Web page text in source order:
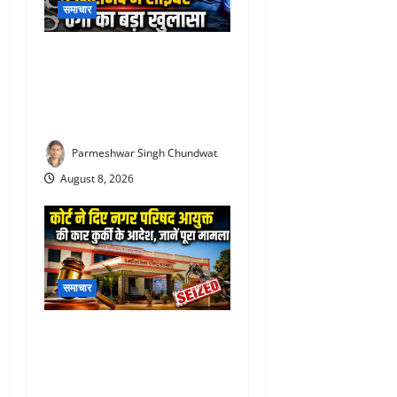
समाचार
Parmeshwar Singh Chundwat
August 8, 2026
समाचार